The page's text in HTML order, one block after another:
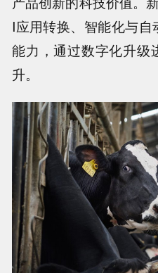
I应用转换、智能化与
能力，通过数字化升级
升。